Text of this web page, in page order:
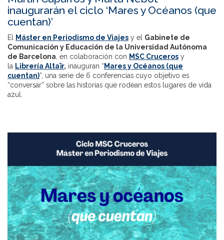
inaugurarán el ciclo ‘Mares y Océanos (que
cuentan)’
El Máster en Periodismo de Viajes y el Gabinete de
Comunicación y Educación de la Universidad Autónoma
de Barcelona, en colaboración con MSC Cruceros y
la Librería Altaïr, inauguran “ Mares y Océanos (que
cuentan)”, una serie de 6 conferencias cuyo objetivo es
“conversar” sobre las historias que rodean estos lugares de vida
azul.